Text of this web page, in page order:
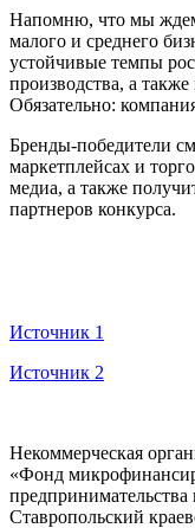
Напомню, что мы ждем
малого и среднего
устойчивые темпы
производства, а
Обязательно:
Бренды-победители
маркетплейсах и
медиа, а также
партнеров конкурса.
Источник 1
Источник 2
Некоммерческая
«Фонд
Ставропольский